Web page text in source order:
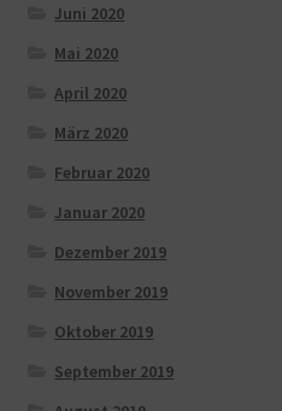
Juni 2020
Mai 2020
April 2020
März 2020
Februar 2020
Januar 2020
Dezember 2019
November 2019
Oktober 2019
September 2019